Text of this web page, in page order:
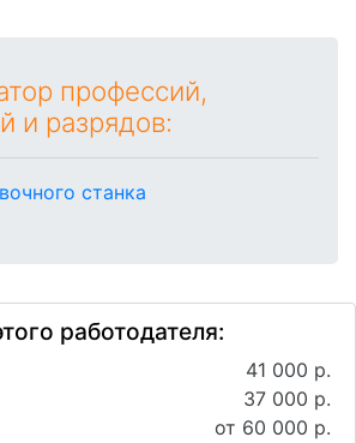
профессий,
и разрядов:
станка
работодателя:
41 000 р.
37 000 р.
от 60 000 р.